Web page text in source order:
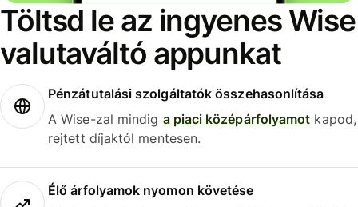
Töltsd le az ingyenes Wise
valutaváltó appunkat
Pénzátutalási szolgáltatók összehasonlítása
A Wise-zal mindig a piaci középárfolyamot kapod,
rejtett díjaktól mentesen.
Élő árfolyamok nyomon követése